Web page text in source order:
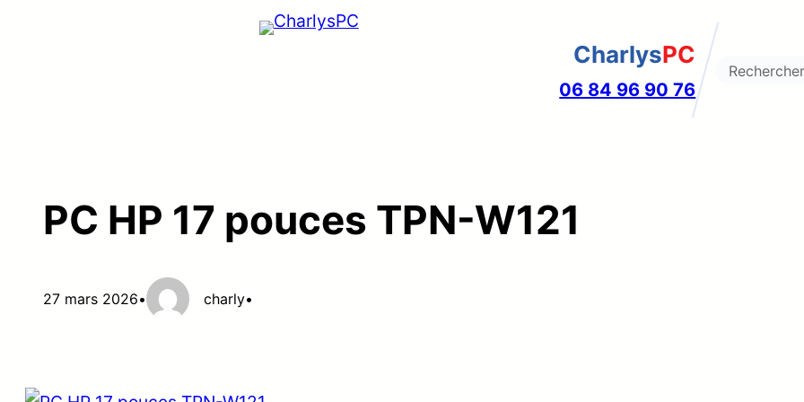
CharlysPC
06 84 96 90 76
Search
PC HP 17 pouces TPN-W121
27 mars 2026• charly•